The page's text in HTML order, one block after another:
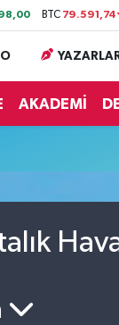
BTC 79.591,74
AKADEMİ